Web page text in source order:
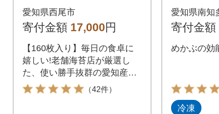
枚入×8袋)・Y075-17
愛知県西尾市
寄付金額 17,000円
【160枚入り】毎日の食卓に
嬉しい!老舗海苔店が厳選し
た、使い勝手抜群の愛知産焼
のり8袋セット
（42件）
色料不
愛知県南知
寄付金額
めかぶの効
冷凍